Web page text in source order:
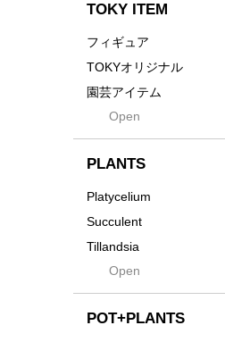
Enhance
Grid
Innocence
Kodama
TOKY ITEM
フィギュア
TOKYオリジナル
園芸アイテム
土・化粧石・活力剤
インテリア・デザイン雑
その他
Open
PLANTS
Platycelium
Succulent
Tillandsia
SeedsOpen
POT+PLANTS